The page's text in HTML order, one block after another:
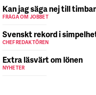
Kan jag säga nej till
FRÅGA OM JOBBET
Svenskt rekord i
CHEFREDAKTÖREN
Extra läsvärt om lönen
NYHETER